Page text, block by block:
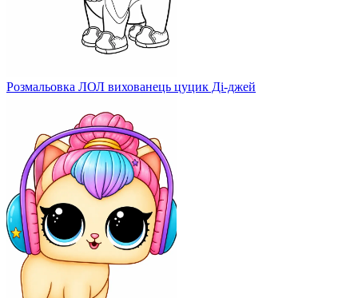
Розмальовка ЛОЛ вихованець цуцик Ді-джей